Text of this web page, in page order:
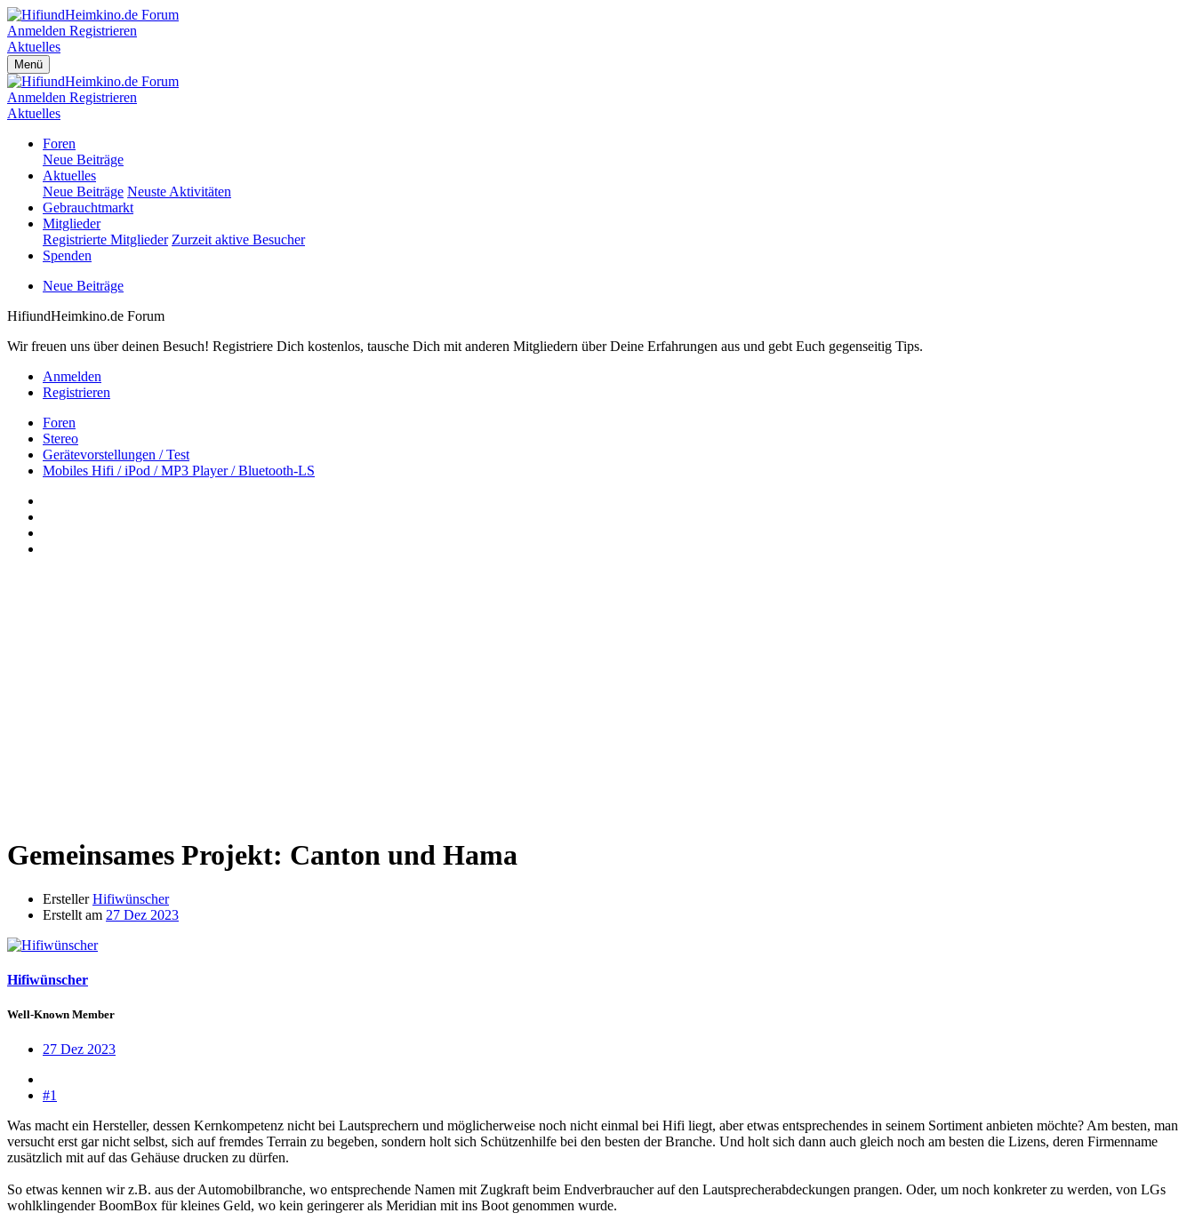
Anmelden Registrieren
Aktuelles
Menü
Anmelden Registrieren
Aktuelles
Foren
Neue Beiträge
Aktuelles
Neue Beiträge Neuste Aktivitäten
Gebrauchtmarkt
Mitglieder
Registrierte Mitglieder Zurzeit aktive Besucher
Spenden
Neue Beiträge
HifiundHeimkino.de Forum
Wir freuen uns über deinen Besuch! Registriere Dich kostenlos, tausche Dich mit anderen Mitgliedern über Deine Erfahrungen aus und gebt Euch gegenseitig Tips.
Anmelden
Registrieren
Foren
Stereo
Gerätevorstellungen / Test
Mobiles Hifi / iPod / MP3 Player / Bluetooth-LS
Gemeinsames Projekt: Canton und Hama
Ersteller Hifiwünscher
Erstellt am 27 Dez 2023
Hifiwünscher
Well-Known Member
27 Dez 2023
#1
Was macht ein Hersteller, dessen Kernkompetenz nicht bei Lautsprechern und möglicherweise noch nicht einmal bei Hifi liegt, aber etwas entsprechendes in seinem Sortiment anbieten möchte? Am besten, man
versucht erst gar nicht selbst, sich auf fremdes Terrain zu begeben, sondern holt sich Schützenhilfe bei den besten der Branche. Und holt sich dann auch gleich noch am besten die Lizens, deren Firmenname
zusätzlich mit auf das Gehäuse drucken zu dürfen.
So etwas kennen wir z.B. aus der Automobilbranche, wo entsprechende Namen mit Zugkraft beim Endverbraucher auf den Lautsprecherabdeckungen prangen. Oder, um noch konkreter zu werden, von LGs
wohlklingender BoomBox für kleines Geld, wo kein geringerer als Meridian mit ins Boot genommen wurde.